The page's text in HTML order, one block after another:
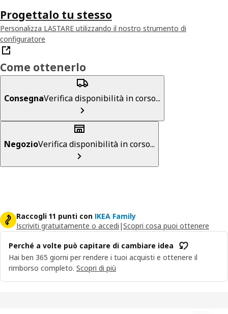
Progettalo tu stesso
Personalizza LASTARE utilizzando il nostro strumento di
configuratore
Come ottenerlo
ConsegnaVerifica disponibilità in corso...
NegozioVerifica disponibilità in corso...
Raccogli 11 punti con IKEA Family
Iscriviti gratuitamente o accedi |Scopri cosa puoi ottenere
Perché a volte può capitare di cambiare idea
Hai ben 365 giorni per rendere i tuoi acquisti e ottenere il
rimborso completo. Scopri di più